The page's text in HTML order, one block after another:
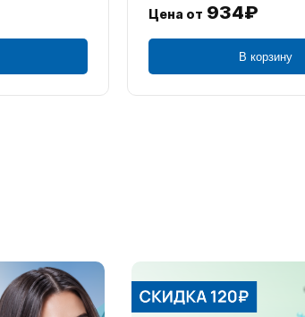
Цена от 934₽
В корзину